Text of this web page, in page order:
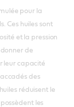
pour la
Ces huiles sont
et la pression
de
leur capacité
des
réduisent le
les